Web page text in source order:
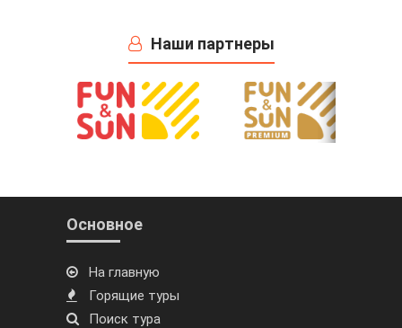
Наши партнеры
Основное
На главную
Горящие туры
Поиск тура